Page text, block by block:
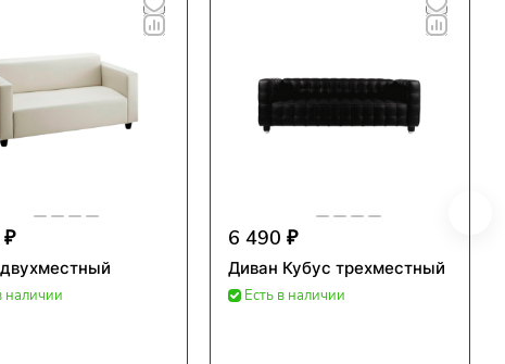
наличии
6 490 ₽
Диван Кубус трехместный
Есть в наличии